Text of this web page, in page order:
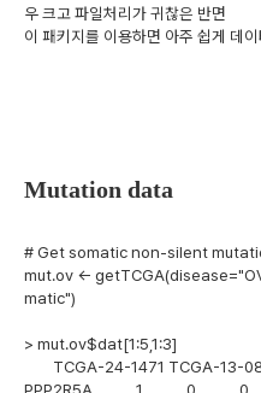
우 크고 파일처리가 귀찮은 반면
이 패키지를 이용하면 아주 쉽게 데
Mutation data
# Get somatic non-silent
mut.ov <-
matic")
> mut.ov$dat[1:5,1:3]
TCGA-24-1471 TCGA-13-
PPP2R5A 1 0 0